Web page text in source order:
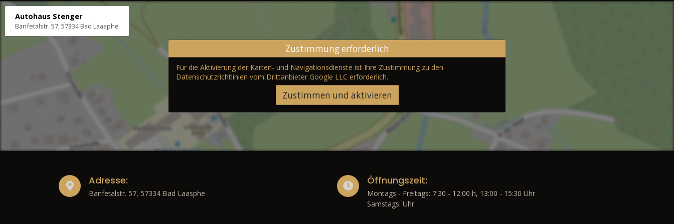
Autohaus Stenger
Banfetalstr. 57, 57334 Bad Laasphe
Zustimmung erforderlich
Für die Aktivierung der Karten- und Navigationsdienste ist Ihre Zustimmung zu den
Datenschutzrichtlinien vom Drittanbieter Google LLC erforderlich.
Zustimmen und aktivieren
Adresse:
Banfetalstr. 57, 57334 Bad Laasphe
Öffnungszeit:
Montags - Freitags: 7:30 - 12:00 h, 13:00 - 15:30 Uhr
Samstags: Uhr